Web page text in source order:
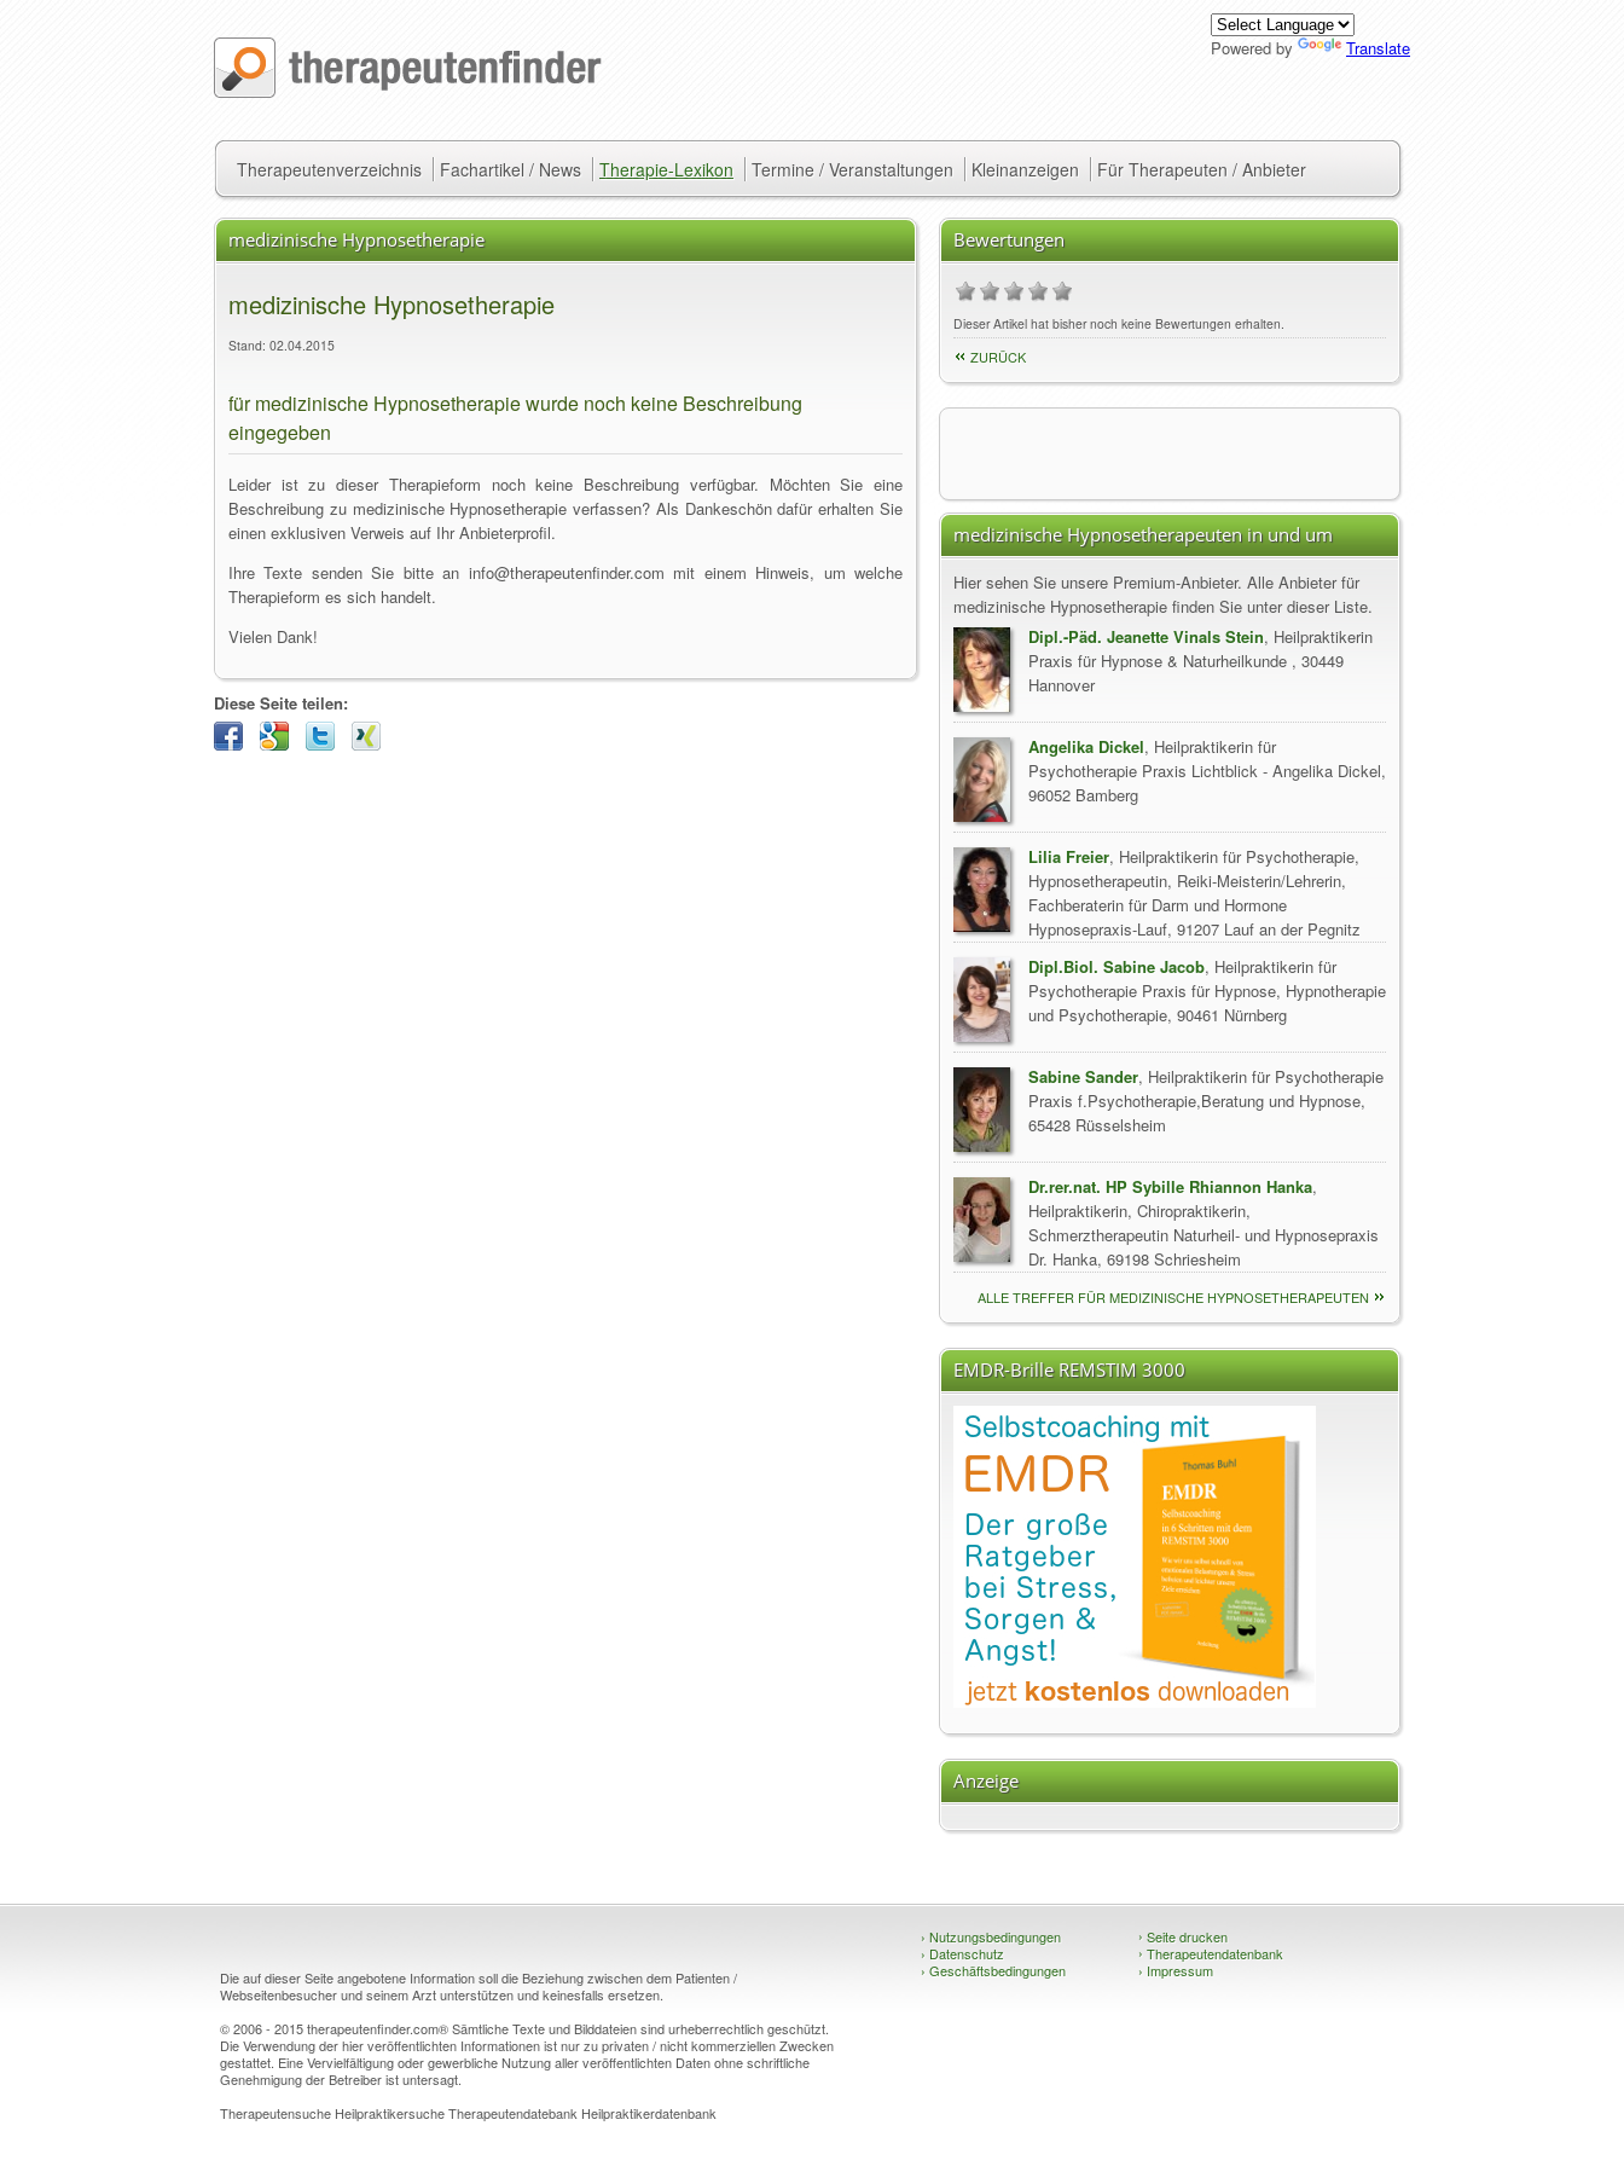
Powered by Translate
Therapeutenverzeichnis Fachartikel / News Therapie-Lexikon Termine / Veranstaltungen Kleinanzeigen Für Therapeuten / Anbieter
medizinische Hypnosetherapie
medizinische Hypnosetherapie
Stand: 02.04.2015
für medizinische Hypnosetherapie wurde noch keine Beschreibung
eingegeben
Leider ist zu dieser Therapieform noch keine Beschreibung verfügbar. Möchten Sie eine
Beschreibung zu medizinische Hypnosetherapie verfassen? Als Dankeschön dafür erhalten Sie
einen exklusiven Verweis auf Ihr Anbieterprofil.
Ihre Texte senden Sie bitte an info@therapeutenfinder.com mit einem Hinweis, um welche
Therapieform es sich handelt.
Vielen Dank!
Diese Seite teilen:
Bewertungen
Dieser Artikel hat bisher noch keine Bewertungen erhalten.
ZURÜCK
medizinische Hypnosetherapeuten in und um
Hier sehen Sie unsere Premium-Anbieter. Alle Anbieter für
medizinische Hypnosetherapie finden Sie unter dieser Liste.
Dipl.-Päd. Jeanette Vinals Stein, Heilpraktikerin
Praxis für Hypnose & Naturheilkunde , 30449
Hannover
Angelika Dickel, Heilpraktikerin für
Psychotherapie Praxis Lichtblick - Angelika Dickel,
96052 Bamberg
Lilia Freier, Heilpraktikerin für Psychotherapie,
Hypnosetherapeutin, Reiki-Meisterin/Lehrerin,
Fachberaterin für Darm und Hormone
Hypnosepraxis-Lauf, 91207 Lauf an der Pegnitz
Dipl.Biol. Sabine Jacob, Heilpraktikerin für
Psychotherapie Praxis für Hypnose, Hypnotherapie
und Psychotherapie, 90461 Nürnberg
Sabine Sander, Heilpraktikerin für Psychotherapie
Praxis f.Psychotherapie,Beratung und Hypnose,
65428 Rüsselsheim
Dr.rer.nat. HP Sybille Rhiannon Hanka,
Heilpraktikerin, Chiropraktikerin,
Schmerztherapeutin Naturheil- und Hypnosepraxis
Dr. Hanka, 69198 Schriesheim
ALLE TREFFER FÜR MEDIZINISCHE HYPNOSETHERAPEUTEN
EMDR-Brille REMSTIM 3000
Anzeige
Die auf dieser Seite angebotene Information soll die Beziehung zwischen dem Patienten /
Webseitenbesucher und seinem Arzt unterstützen und keinesfalls ersetzen.
© 2006 - 2015 therapeutenfinder.com® Sämtliche Texte und Bilddateien sind urheberrechtlich geschützt.
Die Verwendung der hier veröffentlichten Informationen ist nur zu privaten / nicht kommerziellen Zwecken
gestattet. Eine Vervielfältigung oder gewerbliche Nutzung aller veröffentlichten Daten ohne schriftliche
Genehmigung der Betreiber ist untersagt.
Therapeutensuche Heilpraktikersuche Therapeutendatebank Heilpraktikerdatenbank
› Nutzungsbedingungen
› Datenschutz
› Geschäftsbedingungen
› Seite drucken
› Therapeutendatenbank
› Impressum